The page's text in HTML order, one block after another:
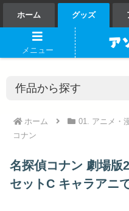
ホーム グッズ
ホーム 01. アニメ・
コナン
名探偵コナン 劇場版
セットC キャラアニ
メニュー